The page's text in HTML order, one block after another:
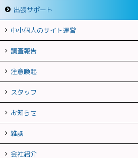
出張サポート
中小個人のサイト運営
調査報告
注意喚起
スタッフ
お知らせ
雑談
会社紹介